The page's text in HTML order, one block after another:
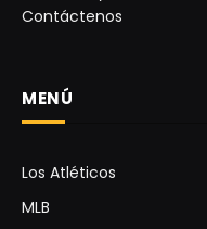
Contáctenos
MENÚ
Los Atléticos
MLB